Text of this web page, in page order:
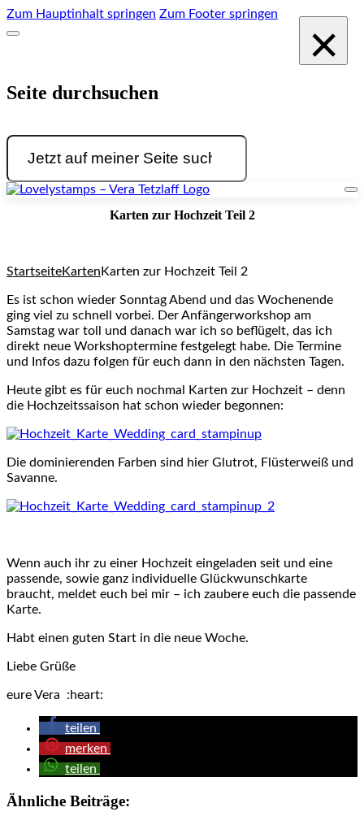
Zum Hauptinhalt springen Zum Footer springen
Seite durchsuchen
Suchen
×
Karten zur Hochzeit Teil 2
StartseiteKarten Karten zur Hochzeit Teil 2
Es ist schon wieder Sonntag Abend und das Wochenende
ging viel zu schnell vorbei. Der Anfängerworkshop am
Samstag war toll und danach war ich so beflügelt, das ich
direkt neue Workshoptermine festgelegt habe. Die Termine
und Infos dazu folgen für euch dann in den nächsten Tagen.
Heute gibt es für euch nochmal Karten zur Hochzeit – denn
die Hochzeitssaison hat schon wieder begonnen:
Die dominierenden Farben sind hier Glutrot, Flüsterweiß und
Savanne.
Wenn auch ihr zu einer Hochzeit eingeladen seit und eine
passende, sowie ganz individuelle Glückwunschkarte
braucht, meldet euch bei mir – ich zaubere euch die passende
Karte.
Habt einen guten Start in die neue Woche.
Liebe Grüße
eure Vera :heart:
teilen
merken
teilen
Ähnliche Beiträge: